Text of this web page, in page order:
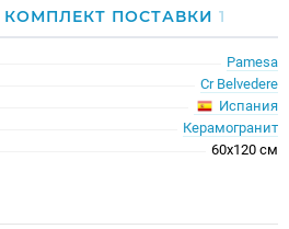
КОМПЛЕКТ ПОСТАВКИ 1
Pamesa
Cr Belvedere
Испания
Керамогранит
60x120 см